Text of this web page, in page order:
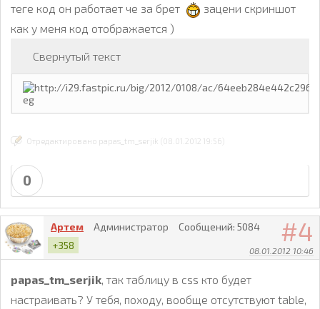
теге код он работает че за брет
зацени скриншот
как у меня код отображается )
Свернутый текст
Отредактировано papas_tm_serjik (08.01.2012 19:56)
0
4
08.01.2012 10:46
Артем Администратор Сообщений: 5084
+358
papas_tm_serjik, так таблицу в css кто будет
настраивать? У тебя, походу, вообще отсутствуют table,